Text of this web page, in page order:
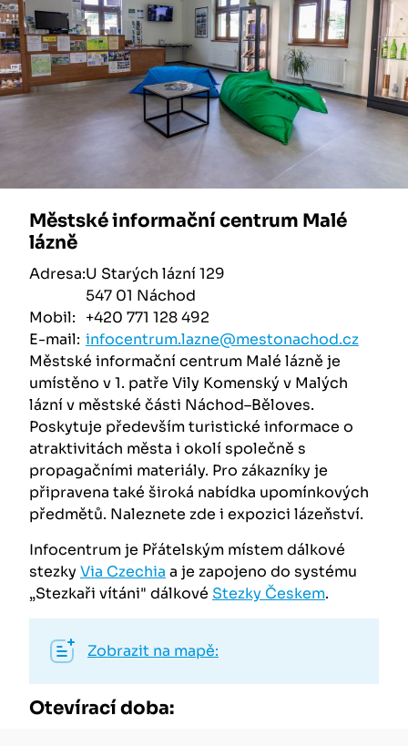
Městské informační centrum Malé
lázně
Adresa:U Starých lázní 129
547 01 Náchod
Mobil:
+420 771 128 492
E-mail: infocentrum.lazne@mestonachod.cz
Městské informační centrum Malé lázně je
umístěno v 1. patře Vily Komenský v Malých
lázní v městské části Náchod–Běloves.
Poskytuje především turistické informace o
atraktivitách města i okolí společně s
propagačními materiály. Pro zákazníky je
připravena také široká nabídka upomínkových
předmětů. Naleznete zde i expozici lázeňství.
Infocentrum je Přátelským místem dálkové
stezkyVia Czechia a je zapojeno do systému
„Stezkaři vítáni" dálkové Stezky Českem.
Zobrazit na mapě:
Otevírací doba: